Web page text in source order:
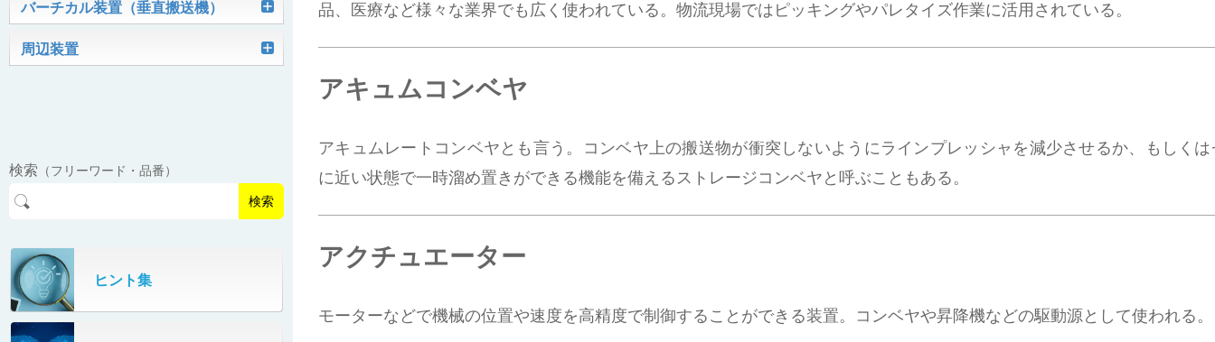
オークラ キャリーライン®
チェーン駆動ローラ単体
パレットコンベヤ
ポータブルクレーン
OKベルコン（スタンダードタイプ）
クロスベルトソーター（汎用タイプ）
ピックティーチャシステム
バラピッキングロボットシステム
ロボットパレタイザAi1800Ⅱ-C
ロボットパレタイザAi1800Ⅱ
ビジョンパレタイズシステム
ビジョンデパレタイズシステム
PHC80L
ガントレーパレタイザ
トラックローダ「TL-2P」
伸縮ベルトコンベヤ
バーチカル装置（垂直搬送機）
ミニパーフェ® / VCS-Z
パーフェクトベヤー® / PV（スチール
製）
パーフェクトベヤー® / AP（アルミ
タテコン® / TC
周辺装置
オリプナー
高速転換機
スタッカ&アンスタッカ
検索 （フリーワード・品番）
検索
ヒント集
品、医療など様々な業界でも広く使われている。物流現場ではピッキングやパレタイズ作業に活用されている。
アキュムコンベヤ
アキュムレートコンベヤとも言う。コンベヤ上の搬送物が衝突しないようにラインプレッシャを減少させるか、もしく
に近い状態で一時溜め置きができる機能を備えるストレージコンベヤと呼ぶこともある。
アクチュエーター
モーターなどで機械の位置や速度を高精度で制御することができる装置。コンベヤや昇降機などの駆動源として使われる。